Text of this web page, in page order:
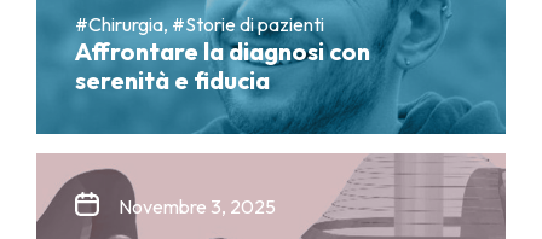
#Chirurgia, #Storie di pazienti
Affrontare la diagnosi con
serenità e fiducia
Novembre 3, 2025